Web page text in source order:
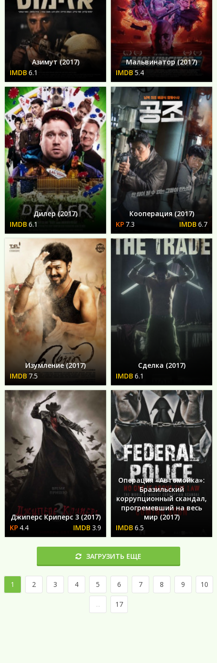
Азимут (2017)
6.1
Мальвинатор (2017)
5.4
Дилер (2017)
6.1
Кооперация (2017)
7.3
6.7
Изумление (2017)
7.5
Сделка (2017)
6.1
Джиперс Криперс 3 (2017)
4.4
3.9
Операция «Автомойка»:
Бразильский
коррупционный скандал,
прогремевший на весь
мир (2017)
6.5
ЗАГРУЗИТЬ ЕЩЕ
1 2 3 4 5 6 7 8 9 10
... 17